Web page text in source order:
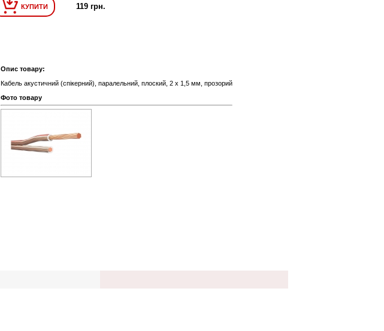
КУПИТИ 119 грн.
Опис товару:
Кабель акустичний (спікерний), паралельний, плоский, 2 х 1,5 мм, прозорий
Фото товару